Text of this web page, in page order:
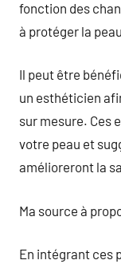
fonction des
à protéger la
Il peut être
un esthéticien
sur mesure. Ces
votre peau et
amélioreront la
Ma source à
En intégrant ces